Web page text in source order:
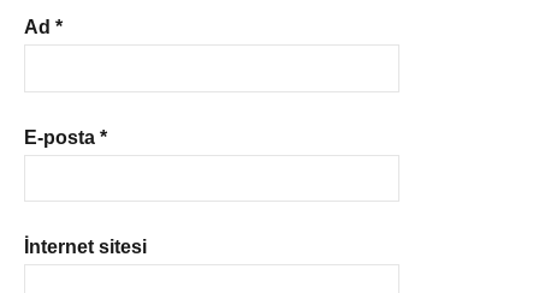
Ad *
E-posta *
İnternet sitesi